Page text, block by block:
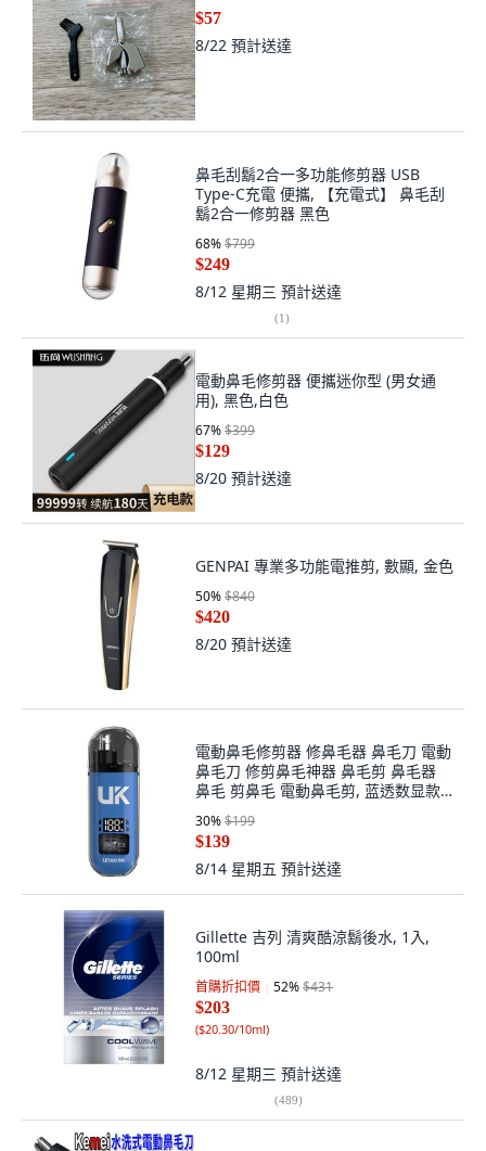
$57
8/22 預計送達
鼻毛刮鬍2合一多功能修剪器 USB
Type-C充電 便攜, 【充電式】 鼻毛刮
鬍2合一修剪器 黑色
68%$799
$249
8/12 星期三 預計送達
(1)
電動鼻毛修剪器 便攜迷你型 (男女通
用), 黑色,白色
67%$399
$129
8/20 預計送達
GENPAI 專業多功能電推剪, 數顯, 金色
50%$840
$420
8/20 預計送達
電動鼻毛修剪器 修鼻毛器 鼻毛刀 電動
鼻毛刀 修剪鼻毛神器 鼻毛剪 鼻毛器
鼻毛 剪鼻毛 電動鼻毛剪, 蓝透数显款
【升級款線路板視窗】
30%$199
$139
8/14 星期五 預計送達
Gillette 吉列 清爽酷涼鬍後水, 1入,
100ml
首購折扣價 52%$431
$203
($20.30/10ml)
8/12 星期三 預計送達
(489)